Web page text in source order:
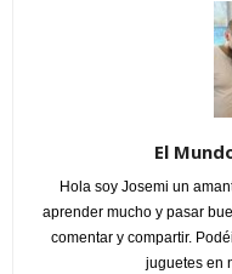
El
Hola soy Josemi un
aprender mucho y pasar
comentar y compartir.
juguetes en